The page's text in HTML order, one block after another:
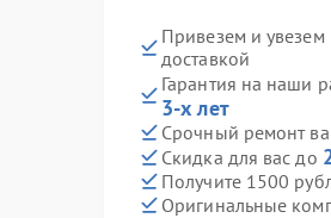
Привезем и
доставкой
Гарантия на наши
3-х лет
Срочный ремонт
Скидка для вас до
Получите 1500
Оригинальные